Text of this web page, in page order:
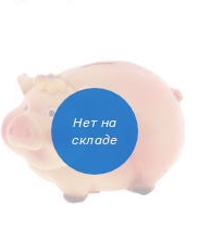
Нет на
складе